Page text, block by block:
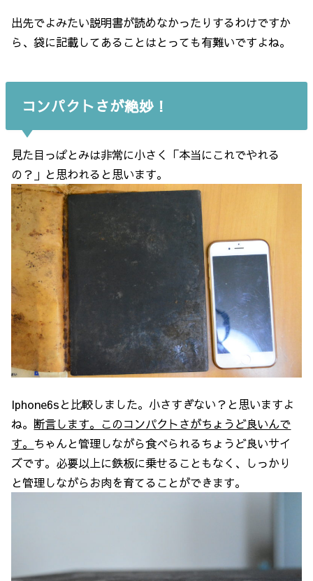
出先でよみたい説明書が読めなかったりするわけですか
ら、袋に記載してあることはとっても有難いですよね。
コンパクトさが絶妙！
見た目っぱとみは非常に小さく「本当にこれでやれる
の？」と思われると思います。
Iphone6sと比較しました。小さすぎない？と思いますよ
ね。 断言します。このコンパクトさがちょうど良いんで
す。 ちゃんと管理しながら食べられるちょうど良いサイ
ズです。必要以上に鉄板に乗せることもなく、しっかり
と管理しながらお肉を育てることができます。